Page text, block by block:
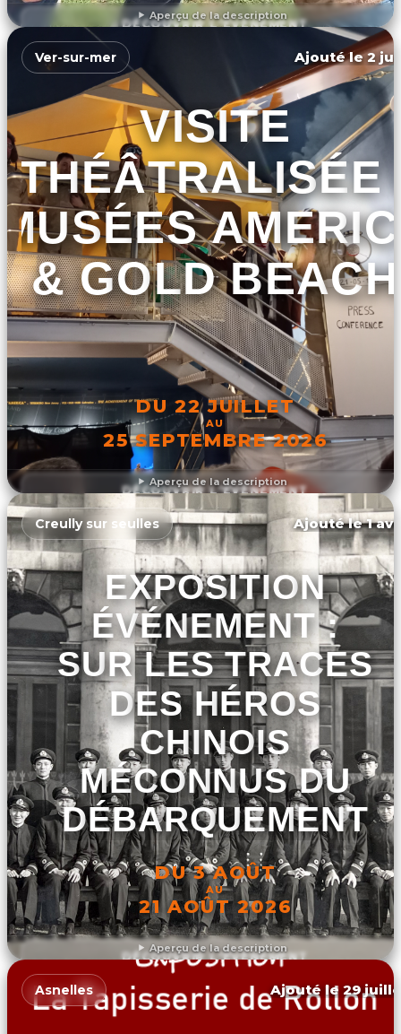
Aperçu de la description
DÉCOUVRIR L'ÉVÉNEMENT
Aperçu de la description
Ver-sur-mer Ajouté le 2
VISITE
THÉÂTRALISÉE
& GOLD BEACH
DU 22 JUILLET
AU
25 SEPTEMBRE 2026
DÉCOUVRIR L'ÉVÉNEMENT
Aperçu de la description
Creully sur seulles Ajouté le 1
EXPOSITION
ÉVÉNEMENT :
SUR LES TRACES
DES HÉROS
CHINOIS
MÉCONNUS DU
DÉBARQUEMENT
DU 3 AOÛT
AU
21 AOÛT 2026
DÉCOUVRIR L'ÉVÉNEMENT
Asnelles Ajouté le 29